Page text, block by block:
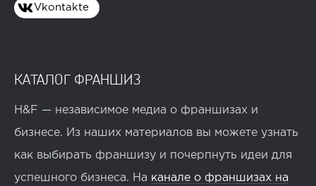
Vkontakte
КАТАЛОГ ФРАНШИЗ
H&F — независимое медиа о франшизах и
бизнесе. Из наших материалов вы можете узнать
как выбирать франшизу и почерпнуть идеи для
успешного бизнеса. На канале о франшизах на